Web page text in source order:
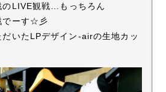
のLIVE観戦…もっちろん
でーす☆彡
だいたLPデザイン-airの生地カッ